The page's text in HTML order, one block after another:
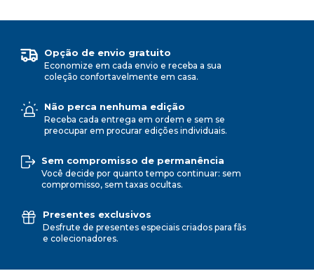
Opção de envio gratuito
Economize em cada envio e receba a sua
coleção confortavelmente em casa.
Não perca nenhuma edição
Receba cada entrega em ordem e sem se
preocupar em procurar edições individuais.
Sem compromisso de permanência
Você decide por quanto tempo continuar: sem
compromisso, sem taxas ocultas.
Presentes exclusivos
Desfrute de presentes especiais criados para fãs
e colecionadores.